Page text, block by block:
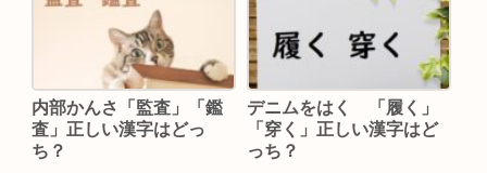
内部かんさ「監査」「鑑
査」正しい漢字はどっ
ち？
デニムをはく 「履く」
「穿く」正しい漢字はど
っち？